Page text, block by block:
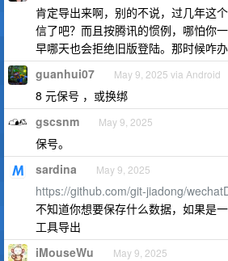
肯定导出来啊，别的不说，过几年这
信了吧？而且按腾讯的惯例，哪怕你
早哪天也会拒绝旧版登陆。那时候咋办
guanhui07 May 9, 2025 via Android
8 元保号 ，或换绑
gscsnm May 9, 2025
保号。
sardina May 9, 2025
https://github.com/git-jiadong/
不知道你想要保存什么数据，如果是
工具导出
iMouseWu May 9, 2025